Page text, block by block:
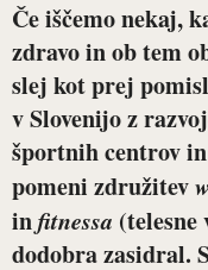
Če iščemo nekaj,
zdravo in ob tem
slej kot prej
v Slovenijo z
športnih centrov
pomeni združitev
infitnessa (telesne
dodobra zasidral.